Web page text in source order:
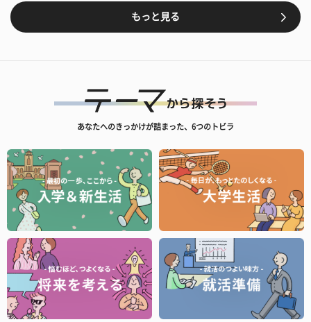
もっと見る
あなたへのきっかけが詰まった、6つのトビラ